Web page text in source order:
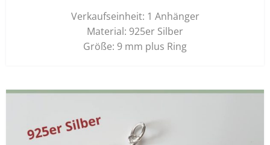
Verkaufseinheit: 1 Anhänger
Material: 925er Silber
Größe: 9 mm plus Ring